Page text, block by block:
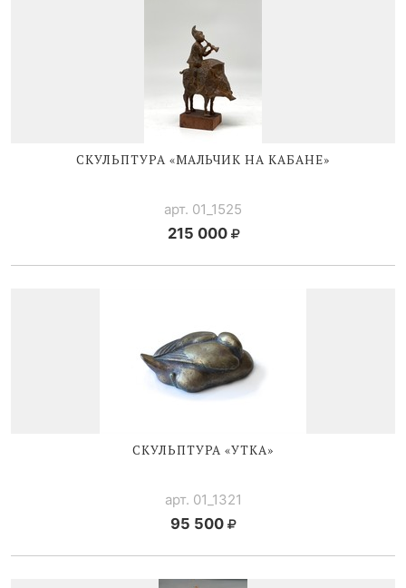
СКУЛЬПТУРА «МАЛЬЧИК НА КАБАНЕ»
арт. 01_1525
215 000
СКУЛЬПТУРА «УТКА»
арт. 01_1321
95 500